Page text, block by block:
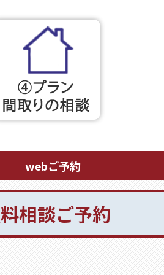
webご予約
相談ご予約